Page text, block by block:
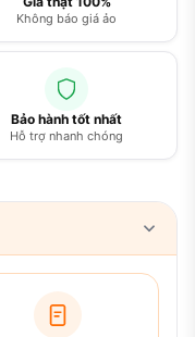
Không báo giá ảo
Bảo hành tốt nhất
Hỗ trợ nhanh chóng